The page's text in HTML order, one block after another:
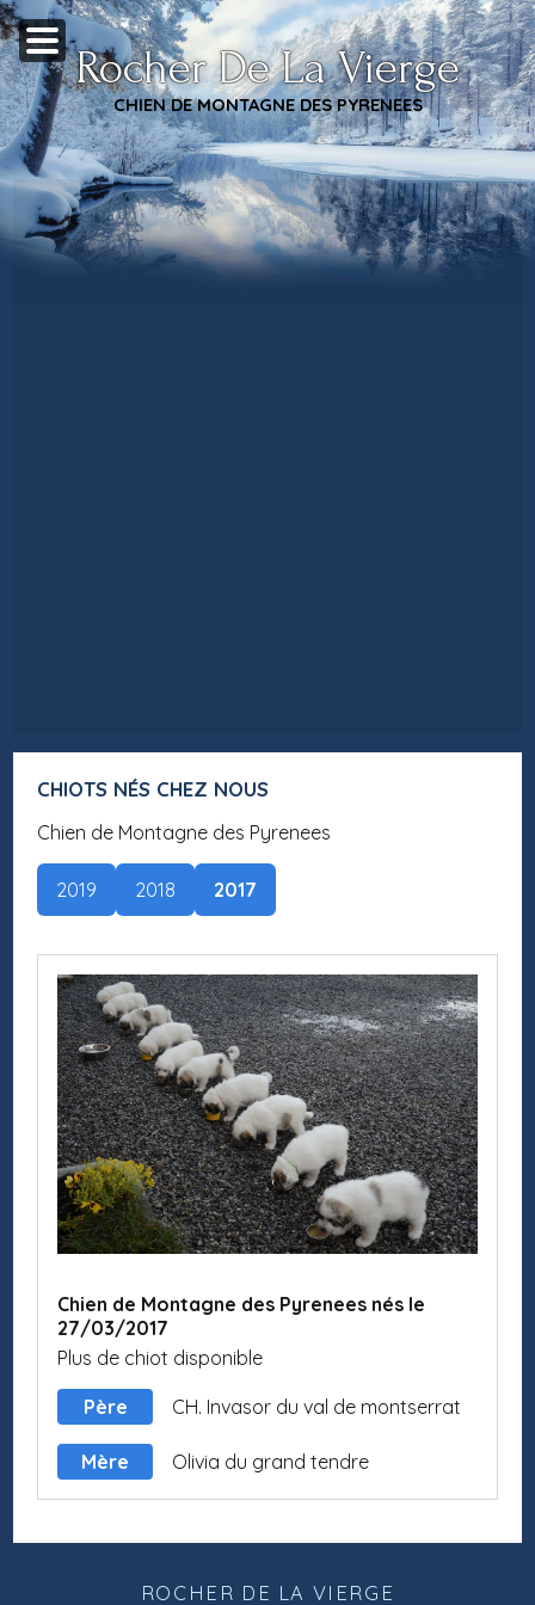
Rocher De La Vierge
CHIEN DE MONTAGNE DES PYRENEES
CHIOTS NÉS CHEZ NOUS
Chien de Montagne des Pyrenees
2019 2018 2017
Chien de Montagne des Pyrenees nés le
27/03/2017
Plus de chiot disponible
Père CH. Invasor du val de montserrat
Mère Olivia du grand tendre
ROCHER DE LA VIERGE